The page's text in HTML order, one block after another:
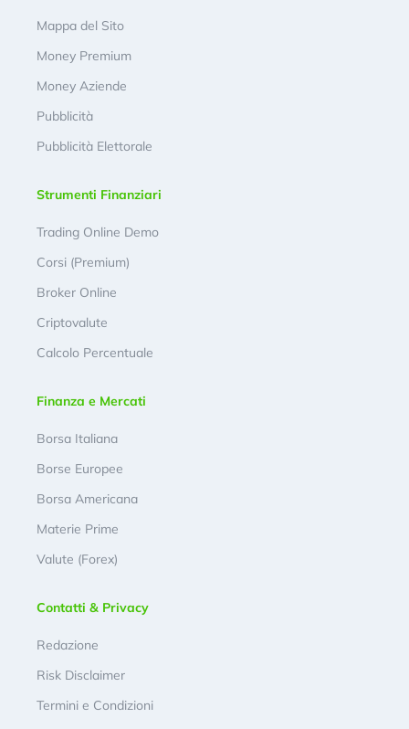
Mappa del Sito
Money Premium
Money Aziende
Pubblicità
Pubblicità Elettorale
Strumenti Finanziari
Trading Online Demo
Corsi (Premium)
Broker Online
Criptovalute
Calcolo Percentuale
Finanza e Mercati
Borsa Italiana
Borse Europee
Borsa Americana
Materie Prime
Valute (Forex)
Contatti & Privacy
Redazione
Risk Disclaimer
Termini e Condizioni